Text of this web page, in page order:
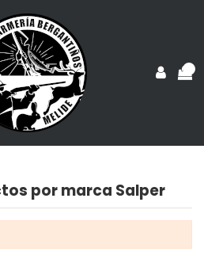
por marca Salper